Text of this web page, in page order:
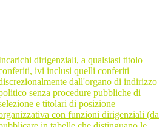
dirigenziali, a qualsiasi titolo
ivi inclusi quelli conferiti
dall'organo di indirizzo
senza procedure pubbliche di
e titolari di posizione
con funzioni dirigenziali (da